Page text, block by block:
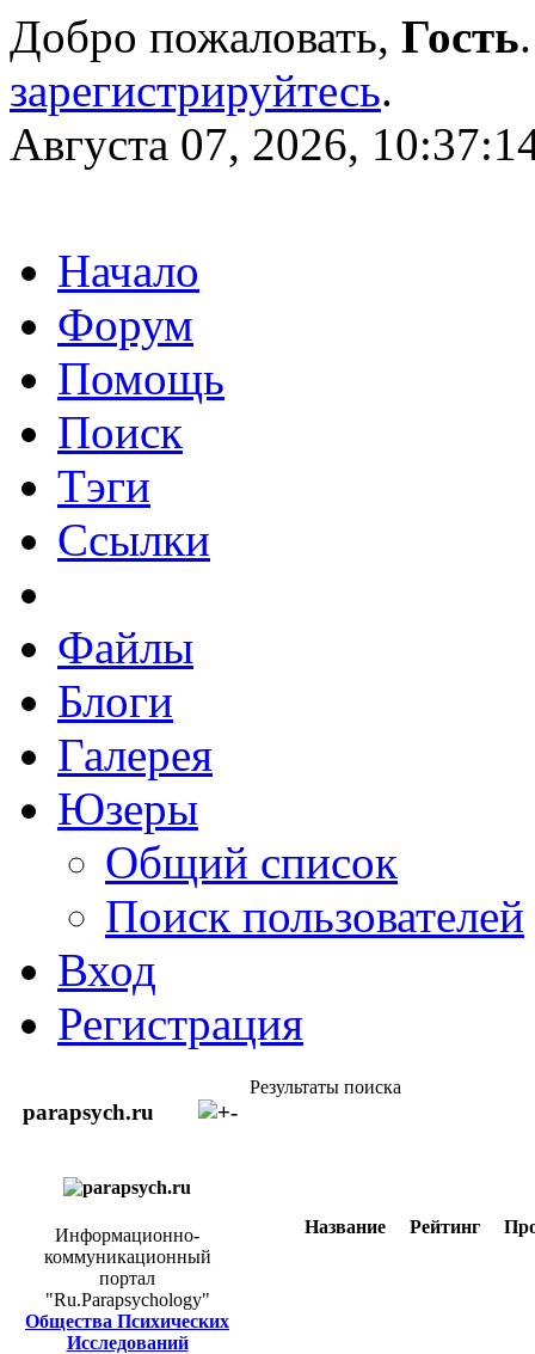
Добро пожаловать, Гость
зарегистрируйтесь.
Августа 07, 2026,
Начало
Форум
Помощь
Поиск
Тэги
Ссылки
Файлы
Блоги
Галерея
Юзеры
Общий список
Поиск пользователей
Вход
Регистрация
parapsych.ru
Информационно-
коммуникационный
портал
"Ru.Parapsychology"
Общества Психических
Исследований
Результаты поиска
Название Рейтинг